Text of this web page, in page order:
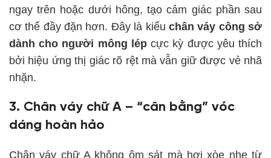
ngay trên hoặc dưới hông, tạo cảm giác phần sau
cơ thể đầy đặn hơn. Đây là kiểu chân váy công sở
dành cho người mông lépcực kỳ được yêu thích
bởi hiệu ứng thị giác rõ rệt mà vẫn giữ được vẻ nhã
nhặn.
3. Chân váy chữ A – “cân bằng” vóc
dáng hoàn hảo
Chân váy chữ A không ôm sát mà hơi xòe nhẹ từ